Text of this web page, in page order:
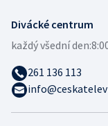
Divácké centrum
každý všední den:
261 136 113